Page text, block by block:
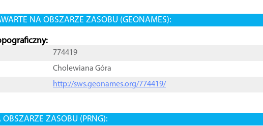
NA OBSZARZE ZASOBU (GEONAMES):
774419
Cholewiana Góra
http://sws.geonames.org/774419/
ZASOBU (PRNG):